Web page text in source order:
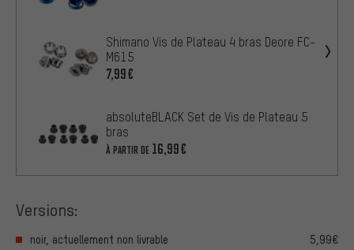
Shimano Vis de Plateau 4 bras Deore FC-
M615
7,99€
absoluteBLACK Set de Vis de Plateau 5
bras
À PARTIR DE 16,99€
Versions:
noir, actuellement non livrable 5,99€